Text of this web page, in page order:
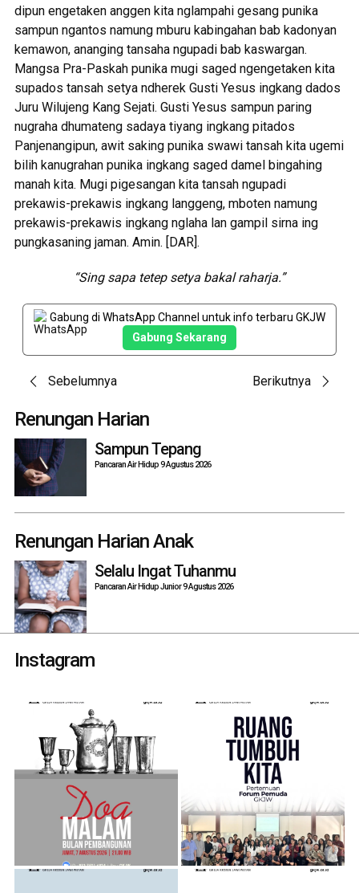
dipun engetaken anggen kita nglampahi gesang punika
sampun ngantos namung mburu kabingahan bab kadonyan
kemawon, ananging tansaha ngupadi bab kaswargan.
Mangsa Pra-Paskah punika mugi saged ngengetaken kita
supados tansah setya ndherek Gusti Yesus ingkang dados
Juru Wilujeng Kang Sejati. Gusti Yesus sampun paring
nugraha dhumateng sadaya tiyang ingkang pitados
Panjenangipun, awit saking punika swawi tansah kita ugemi
bilih kanugrahan punika ingkang saged damel bingahing
manah kita. Mugi pigesangan kita tansah ngupadi
prekawis-prekawis ingkang langgeng, mboten namung
prekawis-prekawis ingkang nglaha lan gampil sirna ing
pungkasaning jaman. Amin. [DAR].
“Sing sapa tetep setya bakal raharja.”
Gabung di WhatsApp Channel untuk info terbaru GKJW
Gabung Sekarang
Post
navigation
Sebelumnya Berikutnya
Renungan Harian
Sampun Tepang
Pancaran Air Hidup 9 Agustus 2026
Renungan Harian Anak
Selalu Ingat Tuhanmu
Pancaran Air Hidup Junior 9 Agustus 2026
Instagram